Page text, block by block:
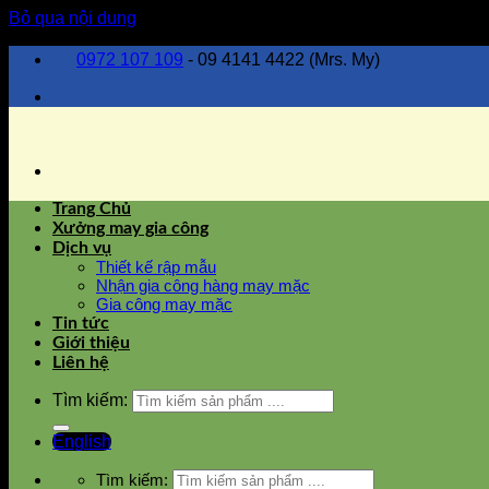
Bỏ qua nội dung
0972 107 109 - 09 4141 4422 (Mrs. My)
Trang Chủ
Xưởng may gia công
Dịch vụ
Thiết kế rập mẫu
Nhận gia công hàng may mặc
Gia công may mặc
Tin tức
Giới thiệu
Liên hệ
Tìm kiếm:
English
Tìm kiếm: